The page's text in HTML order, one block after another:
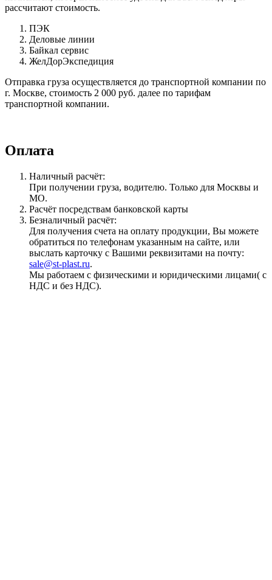
рассчитают стоимость.
ПЭК
Деловые линии
Байкал сервис
ЖелДорЭкспедиция
Отправка груза осуществляется до транспортной компании по
г. Москве, стоимость 2 000 руб. далее по тарифам
транспортной компании.
Оплата
Наличный расчёт:
При получении груза, водителю. Только для Москвы и
МО.
Расчёт посредствам банковской карты
Безналичный расчёт:
Для получения счета на оплату продукции, Вы можете
обратиться по телефонам указанным на сайте, или
выслать карточку с Вашими реквизитами на почту:
sale@st-plast.ru.
Мы работаем с физическими и юридическими лицами( с
НДС и без НДС).